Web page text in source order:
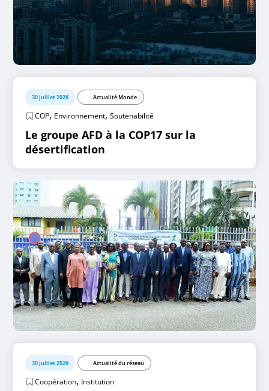
30 juillet 2026 Actualité Monde
COP, Environnement,Soutenabilité
Le groupe AFD à la COP17 sur la
désertification
30 juillet 2026 Actualité du réseau
Coopération, Institution